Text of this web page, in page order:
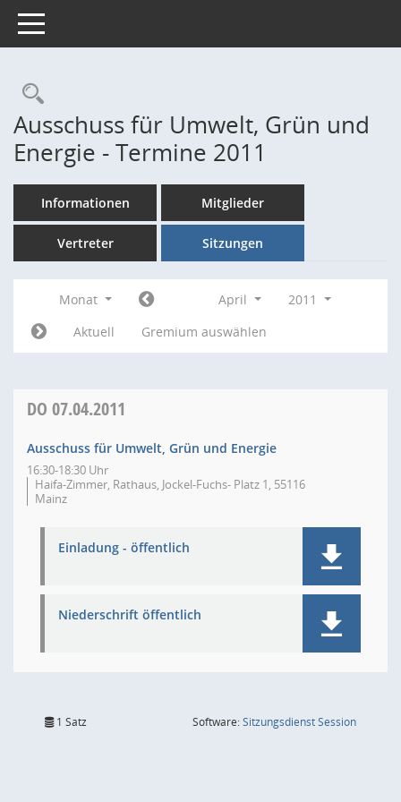
Toggle navigation
Rechercheauswahl
Ausschuss für Umwelt, Grün und
Energie - Termine 2011
Informationen Mitglieder
Vertreter Sitzungen
Monat April
2011
Aktuell
Gremium auswählen
DO 07.04.2011
Ausschuss für Umwelt, Grün und Energie
16:30-18:30 Uhr
Haifa-Zimmer, Rathaus, Jockel-Fuchs- Platz 1, 55116
Mainz
Einladung - öffentlich
Niederschrift öffentlich
1 Satz Software:SitzungsdienstSession(Wird in